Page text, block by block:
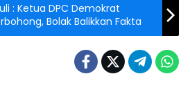
: Ketua DPC Demokrat
Bolak Balikkan Fakta